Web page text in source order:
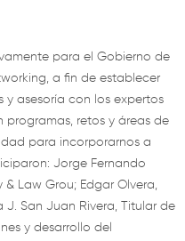
para el Gobierno de
a fin de establecer
y asesoría con los expertos
programas, retos y áreas de
para incorporarnos a
Jorge Fernando
Law Grou; Edgar Olvera,
J. San Juan Rivera, Titular de
y desarrollo del